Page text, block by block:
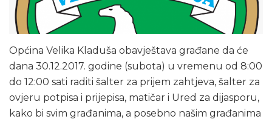
Općina Velika Kladuša obavještava građane da će
dana 30.12.2017. godine (subota) u vremenu od 8:00
do 12:00 sati raditi šalter za prijem zahtjeva, šalter za
ovjeru potpisa i prijepisa, matičar i Ured za dijasporu,
kako bi svim građanima, a posebno našim građanima